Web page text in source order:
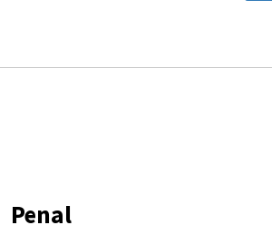
Penal